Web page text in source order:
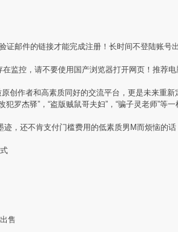
邮件的链接才能完成注册！长时间不登陆账号
监控，请不要使用国产浏览器打开网页！推荐
创作者和高素质同好的交流平台，更是未来重
罗杰驿”，“盗版贼鼠哥夫妇”，“骗子灵老师”等
，还不肯支付门槛费用的低素质男M而烦恼的
售